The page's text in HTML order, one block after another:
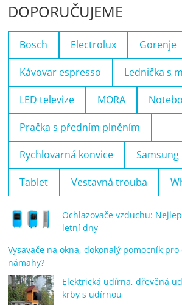
DOPORUČUJEME
Bosch Electrolux Gorenje
Kávovar espresso Lednička s
LED televize MORA
Pračka s předním plněním
Rychlovarná konvice Samsung
Tablet Vestavná trouba
Ochlazovače vzduchu:
letní dny
Vysavače na okna, dokonalý pomocník pro
námahy?
Elektrická udírna, dřevěná
krby s udírnou